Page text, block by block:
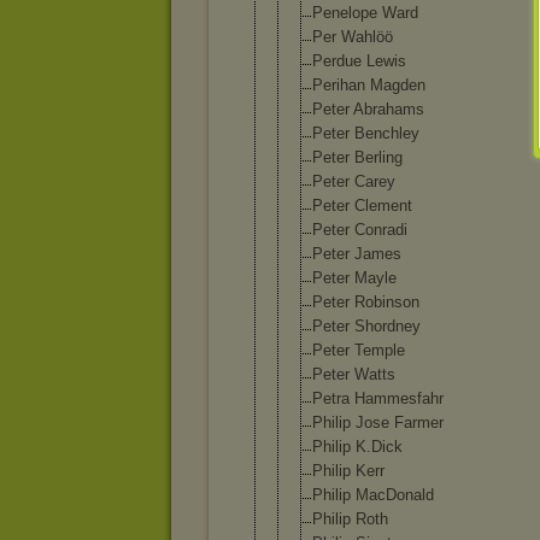
Penelope Ward
Per Wahlöö
Perdue Lewis
Perihan Magden
Peter Abrahams
Peter Benchley
Peter Berling
Peter Carey
Peter Clement
Peter Conradi
Peter James
Peter Mayle
Peter Robinson
Peter Shordney
Peter Temple
Peter Watts
Petra Hammesfahr
Philip Jose Farmer
Philip K.Dick
Philip Kerr
Philip MacDonald
Philip Roth